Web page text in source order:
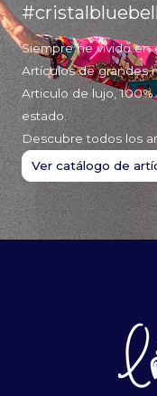
Siempre he vivido en
Artículos de grandes
Articulo de lujo,
estado.
Descubre todos los
Ver catálogo de